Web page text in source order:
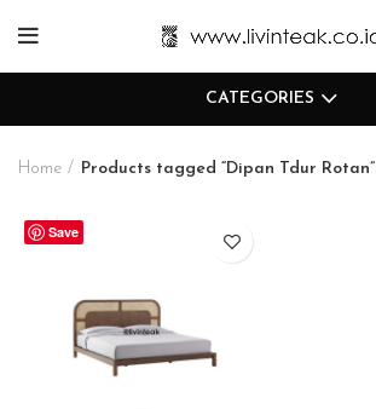
CATEGORIES
Home Products tagged “Dipan Tdur Rotan”
Save